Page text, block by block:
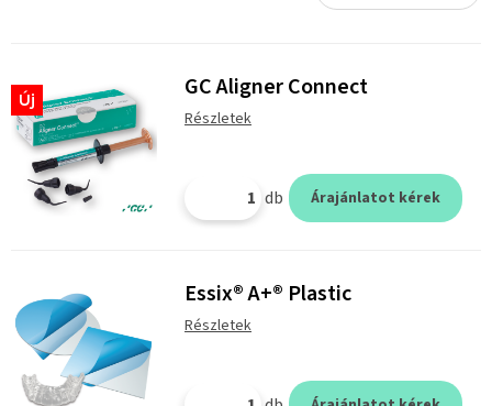
Új GC Aligner Connect
Részletek
db Árajánlatot kérek
Essix® A+® Plastic
Részletek